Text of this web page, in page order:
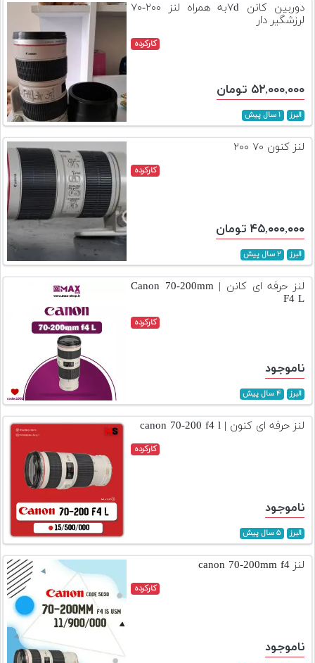
مکث
پلاس
دست
دوم
لیست
قیمت
دوربین کانن ۷dبه همراه لنز ۲۰۰-۷۰
لرزشگیر دار
کارکرده
۵۲,۰۰۰,۰۰۰ تومان
البرز ۱ سال پیش
لنز کنون ۷۰ ۲۰۰
کارکرده
۴۵,۰۰۰,۰۰۰ تومان
البرز ۲ سال پیش
لنز حرفه ای کانن | Canon 70-200mm
F4 L
کارکرده
ناموجود
البرز ۴ سال پیش
لنز حرفه ای کنون | canon 70-200 f4 l
کارکرده
ناموجود
البرز ۵ سال پیش
لنز canon 70-200mm f4
کارکرده
ناموجود